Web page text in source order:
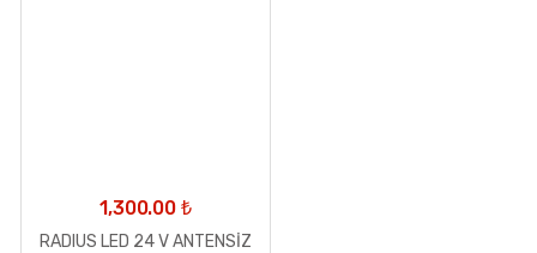
1,300.00 ₺
RADIUS LED 24 V ANTENSİZ